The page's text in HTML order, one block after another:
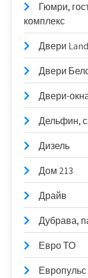
Гюмри,
комплекс
Двери
Двери
Двери-
Дельфин,
Дизель
Дом 213
Драйв
Дубрава,
Евро ТО
Европульс